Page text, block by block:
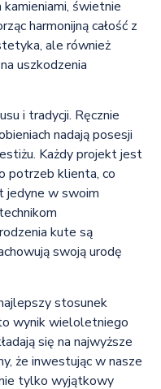
świetnie
harmonijną całość z
ale również
uszkodzenia
i tradycji. Ręcznie
nadają posesji
Każdy projekt jest
potrzeb klienta, co
jedyne w swoim
kute są
swoją urodę
stosunek
wynik wieloletniego
się na najwyższe
że inwestując w nasze
tylko wyjątkowy